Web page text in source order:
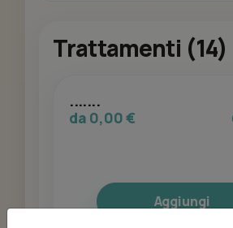
Trattamenti (14)
.......
da 0,00 €
Aggiungi